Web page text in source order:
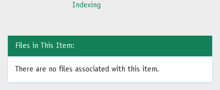
Indexing
Files in This Item:
There are no files associated with this item.